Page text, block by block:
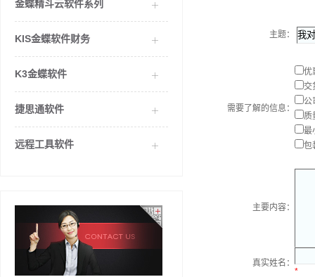
金蝶精斗云软件系列
KIS金蝶软件财务
K3金蝶软件
捷思通软件
远程工具软件
主题：
需要了解的信息：
优
交
公
质
最
包
主要内容：
真实姓名：
*